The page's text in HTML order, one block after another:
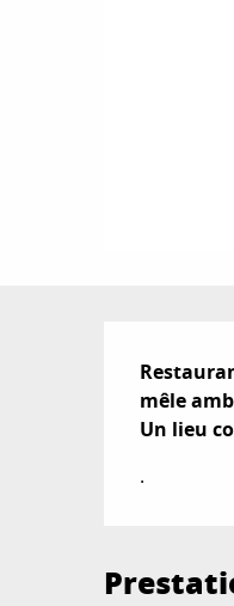
mêle
Un lieu
.